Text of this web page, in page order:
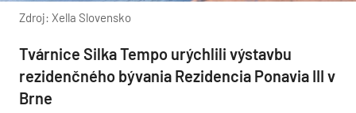
Zdroj: Xella Slovensko
Tvárnice Silka Tempo urýchlili výstavbu
rezidenčného bývania Rezidencia Ponavia III v
Brne